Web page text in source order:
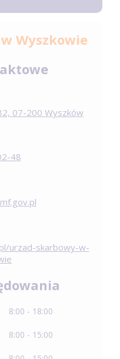
Wyszkowie
07-200 Wyszków
48
urzad-skarbowy-w-
8:00 - 18:00
8:00 - 15:00